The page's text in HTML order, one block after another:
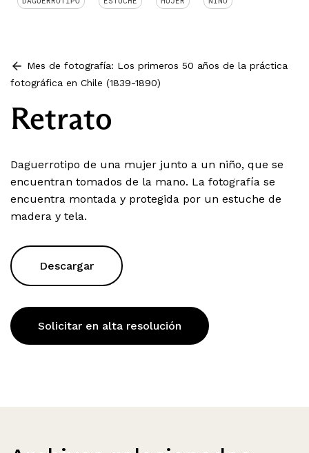
Mes de fotografía: Los primeros 50 años de la práctica
fotográfica en Chile (1839-1890)
Retrato
Daguerrotipo de una mujer junto a un niño, que se
encuentran tomados de la mano. La fotografía se
encuentra montada y protegida por un estuche de
madera y tela.
Descargar
Solicitar en alta resolución